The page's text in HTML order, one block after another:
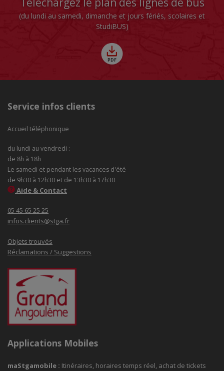
(du lundi au samedi, dimanche et jours fériés, scolaires et
StudiBUS)
Service infos clients
Accueil téléphonique
du lundi au vendredi :
de 8h à 18h
Le samedi et pendant les vacances d'été
de 9h30 à 12h30 et de 13h30 à 17h30
Aide & Contact
05 45 65 25 25
infos.clients@stga.fr
Objets trouvés
Réclamations / Suggestions
Applications Mobiles
maStgamobile : Itinéraires, horaires temps réel, achat de tickets